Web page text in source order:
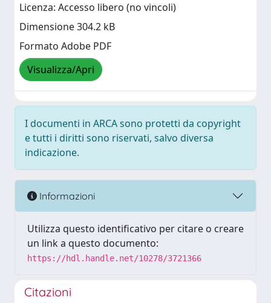
Licenza: Accesso libero (no vincoli)
Dimensione 304.2 kB
Formato Adobe PDF
Visualizza/Apri
I documenti in ARCA sono protetti da copyright
e tutti i diritti sono riservati, salvo diversa
indicazione.
Informazioni
Utilizza questo identificativo per citare o creare
un link a questo documento:
https://hdl.handle.net/10278/3721366
Citazioni